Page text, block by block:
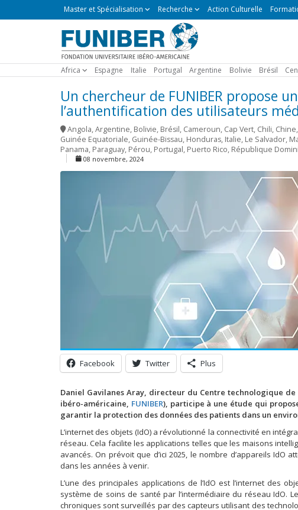
Master
Master et Spécialisation Recherche Action Culturelle
Africa Espagne Italie Portugal Argentine Bolivie Brésil
Un chercheur de FUNIBER propose
l’authentification des utilisateurs
Angola,Argentine, Bolivie, Brésil, Cameroun, Cap Vert, Chili, Chine,
Guinée Equatoriale, Guinée-Bissau, Honduras, Italie, Le Salvador,
Panama, Paraguay, Pérou, Portugal, Puerto Rico, République
08 novembre, 2024
Facebook Twitter Plus
Daniel Gavilanes Aray, directeur du Centre technologique
ibéro-américaine, FUNIBER), participe à une étude qui
garantir la protection des données des patients dans un
L’internet des objets (IdO) a révolutionné la connectivité en
réseau. Cela facilite les applications telles que les maisons
avancés. On prévoit que d’ici 2025, le nombre d’appareils IdO
dans les années à venir.
L’une des principales applications de l’IdO est l’internet des
système de soins de santé par l’intermédiaire du réseau IdO.
chroniques sont surveillés par des capteurs utilisant des